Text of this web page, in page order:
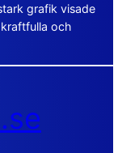
grafik visade
och